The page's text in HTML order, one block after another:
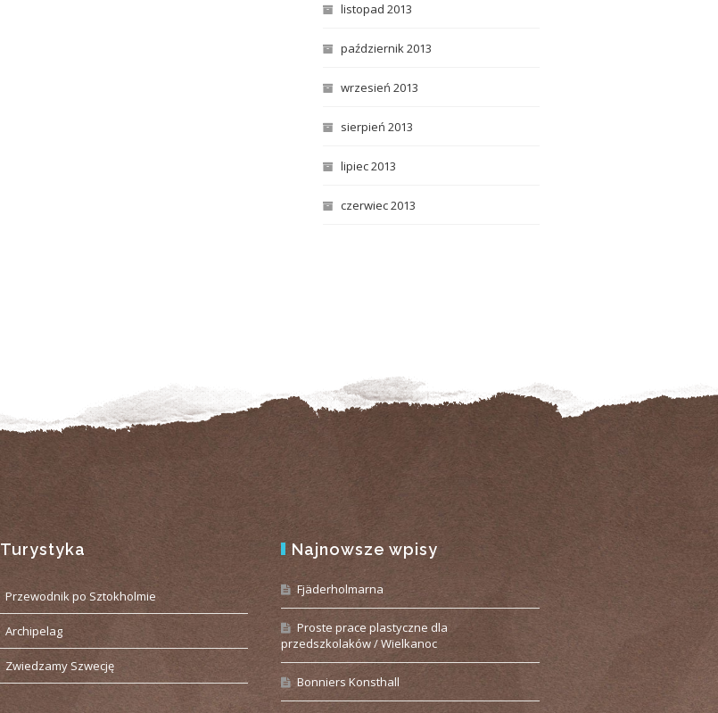
listopad 2013
październik 2013
wrzesień 2013
sierpień 2013
lipiec 2013
czerwiec 2013
Turystyka
Przewodnik po Sztokholmie
Archipelag
Zwiedzamy Szwecję
Najnowsze wpisy
Fjäderholmarna
Proste prace plastyczne dla
przedszkolaków / Wielkanoc
Bonniers Konsthall